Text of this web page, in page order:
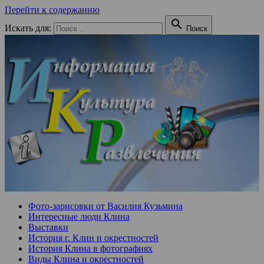
Перейти к содержанию
Искать для:
 Поиск
Фото-зарисовки от Василия Кузьмина
Интересные люди Клина
Выставки
История г. Клин и окрестностей
История Клина в фотографиях
Виды Клина и окрестностей